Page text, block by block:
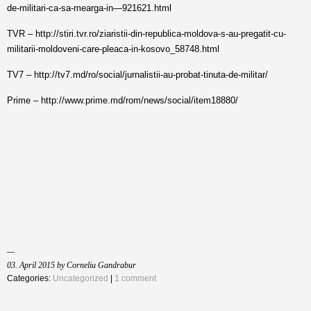
de-militari-ca-sa-mearga-in—921621.html
TVR – http://stiri.tvr.ro/ziaristii-din-republica-moldova-s-au-pregatit-cu-
militarii-moldoveni-care-pleaca-in-kosovo_58748.html
TV7 – http://tv7.md/ro/social/jurnalistii-au-probat-tinuta-de-militar/
Prime – http://www.prime.md/rom/news/social/item18880/
03. April 2015 by Corneliu Gandrabur
Categories: Uncategorized 1 comment